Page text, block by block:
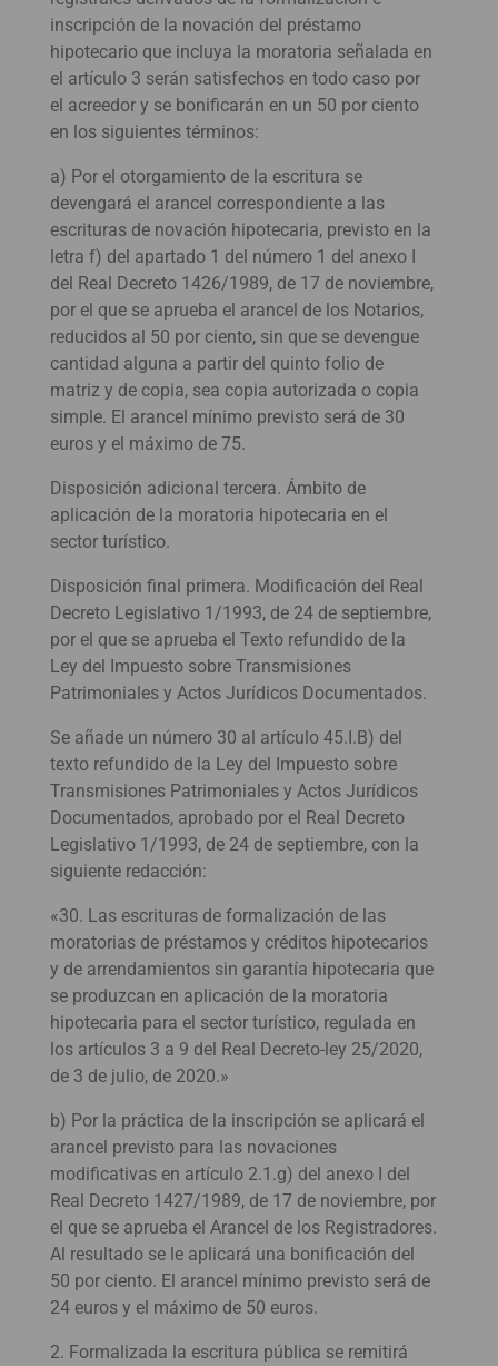
inscripción de la novación del préstamo
hipotecario que incluya la moratoria señalada en
el artículo 3 serán satisfechos en todo caso por
el acreedor y se bonificarán en un 50 por ciento
en los siguientes términos:
a) Por el otorgamiento de la escritura se
devengará el arancel correspondiente a las
escrituras de novación hipotecaria, previsto en la
letra f) del apartado 1 del número 1 del anexo I
del Real Decreto 1426/1989, de 17 de noviembre,
por el que se aprueba el arancel de los Notarios,
reducidos al 50 por ciento, sin que se devengue
cantidad alguna a partir del quinto folio de
matriz y de copia, sea copia autorizada o copia
simple. El arancel mínimo previsto será de 30
euros y el máximo de 75.
Disposición adicional tercera. Ámbito de
aplicación de la moratoria hipotecaria en el
sector turístico.
Disposición final primera. Modificación del Real
Decreto Legislativo 1/1993, de 24 de septiembre,
por el que se aprueba el Texto refundido de la
Ley del Impuesto sobre Transmisiones
Patrimoniales y Actos Jurídicos Documentados.
Se añade un número 30 al artículo 45.I.B) del
texto refundido de la Ley del Impuesto sobre
Transmisiones Patrimoniales y Actos Jurídicos
Documentados, aprobado por el Real Decreto
Legislativo 1/1993, de 24 de septiembre, con la
siguiente redacción:
«30. Las escrituras de formalización de las
moratorias de préstamos y créditos hipotecarios
y de arrendamientos sin garantía hipotecaria que
se produzcan en aplicación de la moratoria
hipotecaria para el sector turístico, regulada en
los artículos 3 a 9 del Real Decreto-ley 25/2020,
de 3 de julio, de 2020.»
b) Por la práctica de la inscripción se aplicará el
arancel previsto para las novaciones
modificativas en artículo 2.1.g) del anexo I del
Real Decreto 1427/1989, de 17 de noviembre, por
el que se aprueba el Arancel de los Registradores.
Al resultado se le aplicará una bonificación del
50 por ciento. El arancel mínimo previsto será de
24 euros y el máximo de 50 euros.
2. Formalizada la escritura pública se remitirá